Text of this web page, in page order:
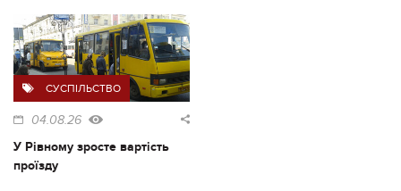
СУСПІЛЬСТВО
04.08.26
У Рівному зросте вартість
проїзду